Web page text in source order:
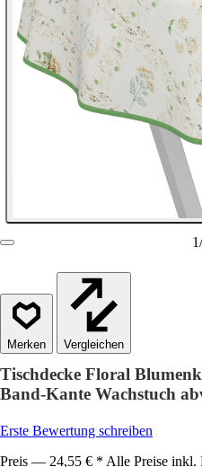
1/
Vergleichen
Tischdecke Floral
Band-Kante Wachstuch
Erste Bewertung schreiben
Preis — 24,55 € * Alle Preise inkl.